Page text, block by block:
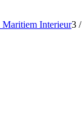
Maritiem Interieur3 /